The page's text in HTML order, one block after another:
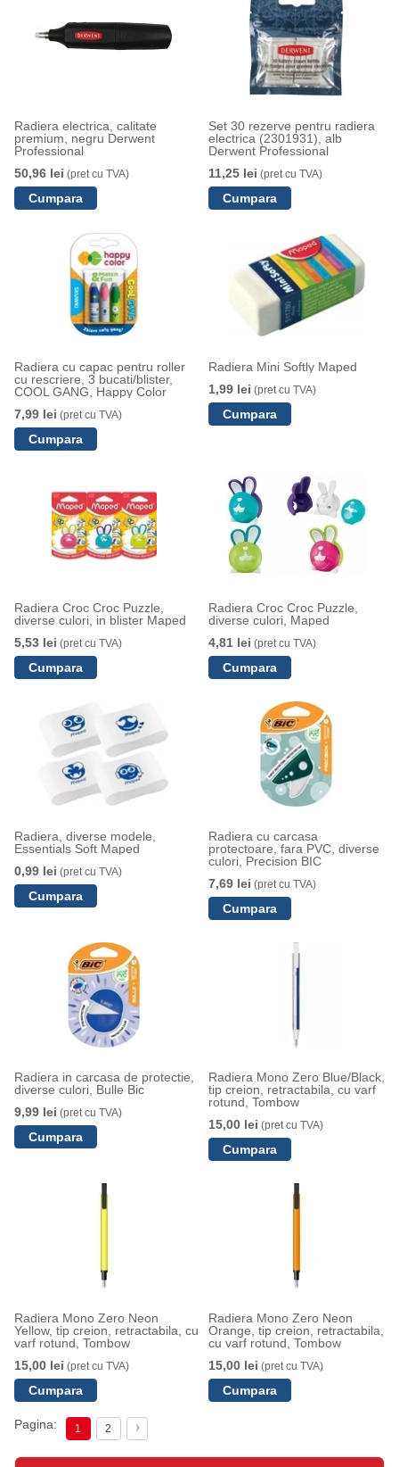
Radiera electrica, calitate
premium, negru Derwent
Professional
50,96 lei (pret cu TVA)
Set 30 rezerve pentru radiera
electrica (2301931), alb
Derwent Professional
11,25 lei (pret cu TVA)
Radiera cu capac pentru roller
cu rescriere, 3 bucati/blister,
COOL GANG, Happy Color
7,99 lei (pret cu TVA)
Radiera Mini Softly Maped
1,99 lei (pret cu TVA)
Radiera Croc Croc Puzzle,
diverse culori, in blister Maped
5,53 lei (pret cu TVA)
Radiera Croc Croc Puzzle,
diverse culori, Maped
4,81 lei (pret cu TVA)
Radiera, diverse modele,
Essentials Soft Maped
0,99 lei (pret cu TVA)
Radiera cu carcasa
protectoare, fara PVC, diverse
culori, Precision BIC
7,69 lei (pret cu TVA)
Radiera in carcasa de protectie,
diverse culori, Bulle Bic
9,99 lei (pret cu TVA)
Radiera Mono Zero Blue/Black,
tip creion, retractabila, cu varf
rotund, Tombow
15,00 lei (pret cu TVA)
Radiera Mono Zero Neon
Yellow, tip creion, retractabila, cu
varf rotund, Tombow
15,00 lei (pret cu TVA)
Radiera Mono Zero Neon
Orange, tip creion, retractabila,
cu varf rotund, Tombow
15,00 lei (pret cu TVA)
Pagina: 1 2